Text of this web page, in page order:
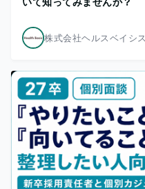
株式会社ヘルスベイシス